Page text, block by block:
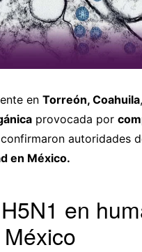
en Torreón, Coahuila
provocada por
autoridades
en México.
en